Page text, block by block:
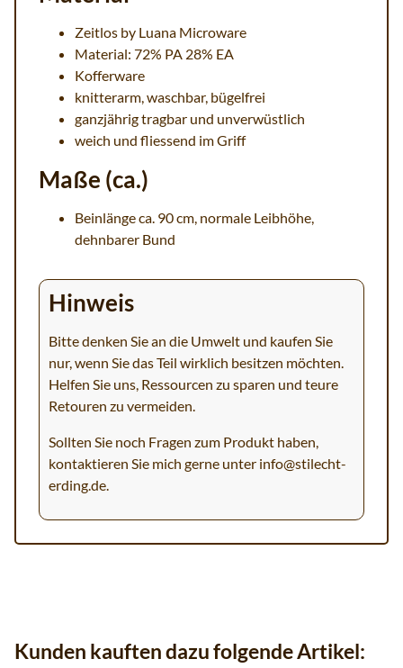
Zeitlos by Luana Microware
Material: 72% PA 28% EA
Kofferware
knitterarm, waschbar, bügelfrei
ganzjährig tragbar und unverwüstlich
weich und fliessend im Griff
Maße (ca.)
Beinlänge ca. 90 cm, normale Leibhöhe,
dehnbarer Bund
Hinweis
Bitte denken Sie an die Umwelt und kaufen Sie
nur, wenn Sie das Teil wirklich besitzen möchten.
Helfen Sie uns, Ressourcen zu sparen und teure
Retouren zu vermeiden.
Sollten Sie noch Fragen zum Produkt haben,
kontaktieren Sie mich gerne unter info@stilecht-
erding.de.
Kunden kauften dazu folgende Artikel: